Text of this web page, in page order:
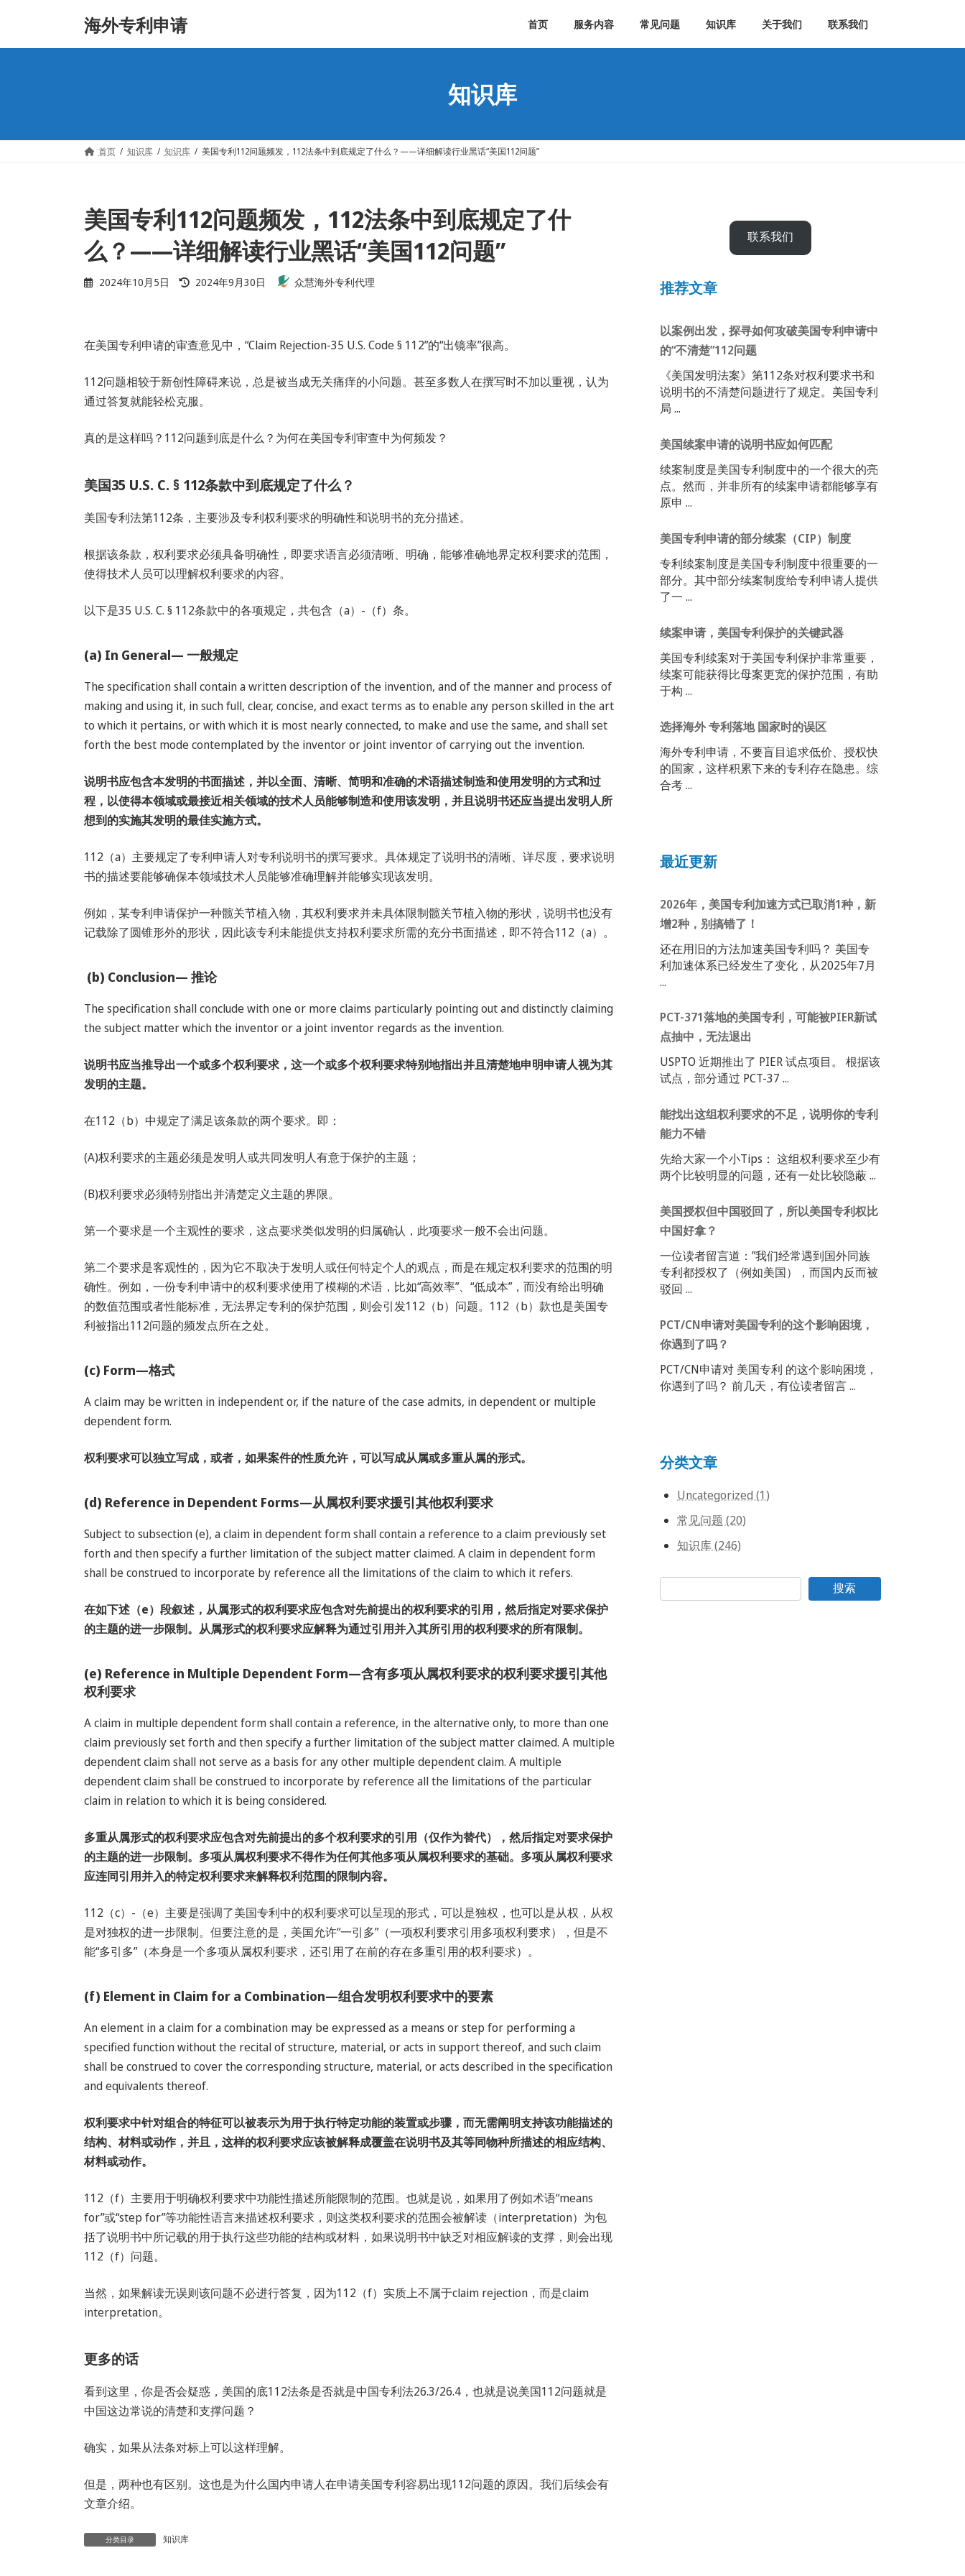
海外专利申请 首页 服务内容 常见问题 知识库 关于我们 联系我们
知识库
首页 知识库 知识库 美国专利112问题频发，112法条中到底规定了什么？——详细解读行业黑话“美国112问题”
美国专利112问题频发，112法条中到底规定了什
么？——详细解读行业黑话“美国112问题”
2024年10月5日
Last
updated
2024年9月30日 众慧海外专利代理
在美国专利申请的审查意见中，“Claim Rejection-35 U.S. Code § 112”的“出镜率”很高。
112问题相较于新创性障碍来说，总是被当成无关痛痒的小问题。甚至多数人在撰写时不加以重视，认为
通过答复就能轻松克服。
真的是这样吗？112问题到底是什么？为何在美国专利审查中为何频发？
美国35 U.S. C. § 112条款中到底规定了什么？
美国专利法第112条，主要涉及专利权利要求的明确性和说明书的充分描述。
根据该条款，权利要求必须具备明确性，即要求语言必须清晰、明确，能够准确地界定权利要求的范围，
使得技术人员可以理解权利要求的内容。
以下是35 U.S. C. § 112条款中的各项规定，共包含（a）-（f）条。
(a) In General— 一般规定
The specification shall contain a written description of the invention, and of the manner and process of
making and using it, in such full, clear, concise, and exact terms as to enable any person skilled in the art
to which it pertains, or with which it is most nearly connected, to make and use the same, and shall set
forth the best mode contemplated by the inventor or joint inventor of carrying out the invention.
说明书应包含本发明的书面描述，并以全面、清晰、简明和准确的术语描述制造和使用发明的方式和过
程，以使得本领域或最接近相关领域的技术人员能够制造和使用该发明，并且说明书还应当提出发明人所
想到的实施其发明的最佳实施方式。
112（a）主要规定了专利申请人对专利说明书的撰写要求。具体规定了说明书的清晰、详尽度，要求说明
书的描述要能够确保本领域技术人员能够准确理解并能够实现该发明。
例如，某专利申请保护一种髋关节植入物，其权利要求并未具体限制髋关节植入物的形状，说明书也没有
记载除了圆锥形外的形状，因此该专利未能提供支持权利要求所需的充分书面描述，即不符合112（a）。
(b) Conclusion— 推论
The specification shall conclude with one or more claims particularly pointing out and distinctly claiming
the subject matter which the inventor or a joint inventor regards as the invention.
说明书应当推导出一个或多个权利要求，这一个或多个权利要求特别地指出并且清楚地申明申请人视为其
发明的主题。
在112（b）中规定了满足该条款的两个要求。即：
(A)权利要求的主题必须是发明人或共同发明人有意于保护的主题；
(B)权利要求必须特别指出并清楚定义主题的界限。
第一个要求是一个主观性的要求，这点要求类似发明的归属确认，此项要求一般不会出问题。
第二个要求是客观性的，因为它不取决于发明人或任何特定个人的观点，而是在规定权利要求的范围的明
确性。例如，一份专利申请中的权利要求使用了模糊的术语，比如“高效率”、“低成本”，而没有给出明确
的数值范围或者性能标准，无法界定专利的保护范围，则会引发112（b）问题。112（b）款也是美国专
利被指出112问题的频发点所在之处。
(c) Form—格式
A claim may be written in independent or, if the nature of the case admits, in dependent or multiple
dependent form.
权利要求可以独立写成，或者，如果案件的性质允许，可以写成从属或多重从属的形式。
(d) Reference in Dependent Forms—从属权利要求援引其他权利要求
Subject to subsection (e), a claim in dependent form shall contain a reference to a claim previously set
forth and then specify a further limitation of the subject matter claimed. A claim in dependent form
shall be construed to incorporate by reference all the limitations of the claim to which it refers.
在如下述（e）段叙述，从属形式的权利要求应包含对先前提出的权利要求的引用，然后指定对要求保护
的主题的进一步限制。从属形式的权利要求应解释为通过引用并入其所引用的权利要求的所有限制。
(e) Reference in Multiple Dependent Form—含有多项从属权利要求的权利要求援引其他
权利要求
A claim in multiple dependent form shall contain a reference, in the alternative only, to more than one
claim previously set forth and then specify a further limitation of the subject matter claimed. A multiple
dependent claim shall not serve as a basis for any other multiple dependent claim. A multiple
dependent claim shall be construed to incorporate by reference all the limitations of the particular
claim in relation to which it is being considered.
多重从属形式的权利要求应包含对先前提出的多个权利要求的引用（仅作为替代），然后指定对要求保护
的主题的进一步限制。多项从属权利要求不得作为任何其他多项从属权利要求的基础。多项从属权利要求
应连同引用并入的特定权利要求来解释权利范围的限制内容。
112（c）-（e）主要是强调了美国专利中的权利要求可以呈现的形式，可以是独权，也可以是从权，从权
是对独权的进一步限制。但要注意的是，美国允许“一引多”（一项权利要求引用多项权利要求），但是不
能“多引多”（本身是一个多项从属权利要求，还引用了在前的存在多重引用的权利要求）。
(f) Element in Claim for a Combination—组合发明权利要求中的要素
An element in a claim for a combination may be expressed as a means or step for performing a
specified function without the recital of structure, material, or acts in support thereof, and such claim
shall be construed to cover the corresponding structure, material, or acts described in the specification
and equivalents thereof.
权利要求中针对组合的特征可以被表示为用于执行特定功能的装置或步骤，而无需阐明支持该功能描述的
结构、材料或动作，并且，这样的权利要求应该被解释成覆盖在说明书及其等同物种所描述的相应结构、
材料或动作。
112（f）主要用于明确权利要求中功能性描述所能限制的范围。也就是说，如果用了例如术语“means
for”或“step for”等功能性语言来描述权利要求，则这类权利要求的范围会被解读（interpretation）为包
括了说明书中所记载的用于执行这些功能的结构或材料，如果说明书中缺乏对相应解读的支撑，则会出现
112（f）问题。
当然，如果解读无误则该问题不必进行答复，因为112（f）实质上不属于claim rejection，而是claim
interpretation。
更多的话
看到这里，你是否会疑惑，美国的底112法条是否就是中国专利法26.3/26.4，也就是说美国112问题就是
中国这边常说的清楚和支撑问题？
确实，如果从法条对标上可以这样理解。
但是，两种也有区别。这也是为什么国内申请人在申请美国专利容易出现112问题的原因。我们后续会有
文章介绍。
分类目录 知识库
联系我们
推荐文章
以案例出发，探寻如何攻破美国专利申请中
的“不清楚”112问题
《美国发明法案》第112条对权利要求书和
说明书的不清楚问题进行了规定。美国专利
局 ...
美国续案申请的说明书应如何匹配
续案制度是美国专利制度中的一个很大的亮
点。然而，并非所有的续案申请都能够享有
原申 ...
美国专利申请的部分续案（CIP）制度
专利续案制度是美国专利制度中很重要的一
部分。其中部分续案制度给专利申请人提供
了一 ...
续案申请，美国专利保护的关键武器
美国专利续案对于美国专利保护非常重要，
续案可能获得比母案更宽的保护范围，有助
于构 ...
选择海外 专利落地 国家时的误区
海外专利申请，不要盲目追求低价、授权快
的国家，这样积累下来的专利存在隐患。综
合考 ...
最近更新
2026年，美国专利加速方式已取消1种，新
增2种，别搞错了！
还在用旧的方法加速美国专利吗？ 美国专
利加速体系已经发生了变化，从2025年7月
...
PCT-371落地的美国专利，可能被PIER新试
点抽中，无法退出
USPTO 近期推出了 PIER 试点项目。 根据该
试点，部分通过 PCT-37 ...
能找出这组权利要求的不足，说明你的专利
能力不错
先给大家一个小Tips： 这组权利要求至少有
两个比较明显的问题，还有一处比较隐蔽 ...
美国授权但中国驳回了，所以美国专利权比
中国好拿？
一位读者留言道：”我们经常遇到国外同族
专利都授权了（例如美国），而国内反而被
驳回 ...
PCT/CN申请对美国专利的这个影响困境，
你遇到了吗？
PCT/CN申请对 美国专利 的这个影响困境，
你遇到了吗？ 前几天，有位读者留言 ...
分类文章
Uncategorized (1)
常见问题 (20)
知识库 (246)
搜索